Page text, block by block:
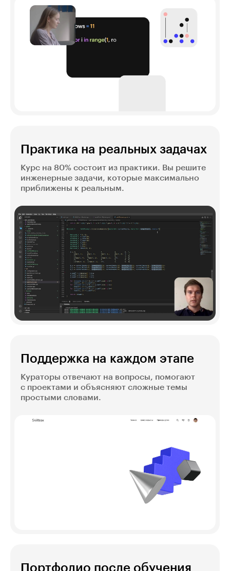
Практика на реальных задачах
Курс на 80% состоит из практики. Вы решите
инженерные задачи, которые максимально
приближены к реальным.
Поддержка на каждом этапе
Кураторы отвечают на вопросы, помогают
с проектами и объясняют сложные темы
простыми словами.
Портфолио после обучения